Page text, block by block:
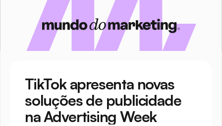
TikTok apresenta novas
soluções de publicidade
na Advertising Week